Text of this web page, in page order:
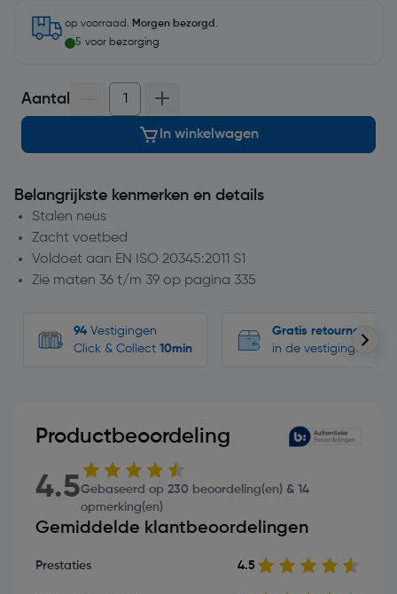
op voorraad. Morgen bezorgd .
5 voor bezorging
Aantal
In winkelwagen
Belangrijkste kenmerken en details
Stalen neus
Zacht voetbed
Voldoet aan EN ISO 20345:2011 S1
Zie maten 36 t/m 39 op pagina 335
94 Vestigingen
Click & Collect 10min
Gratis retourneren
in de vestigingen
Productbeoordeling
4.5Gebaseerd op 230 beoordeling(en) & 14
opmerking(en)
Gemiddelde klantbeoordelingen
Prestaties 4.5